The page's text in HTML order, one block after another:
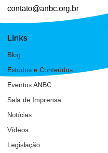
contato@anbc.org.br
Links
Blog
Estudos e Conteúdos
Eventos ANBC
Sala de Imprensa
Notícias
Vídeos
Legislação